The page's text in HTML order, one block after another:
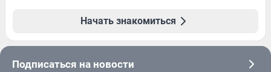
Начать знакомиться
Подписаться на новости